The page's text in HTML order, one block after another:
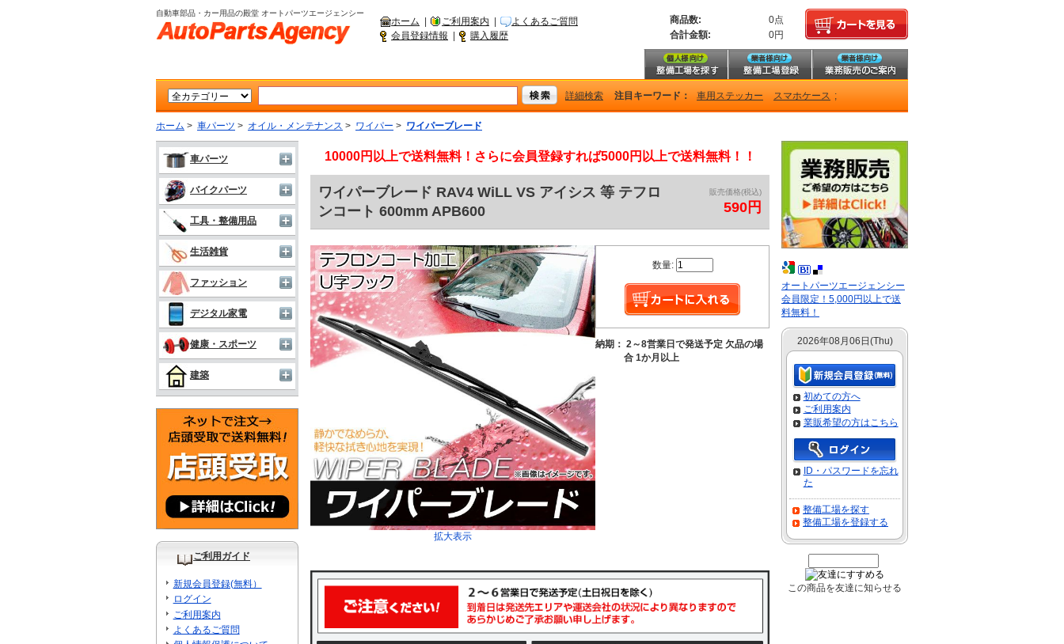
自動車部品・カー用品の殿堂 オートパーツエージェンシー
ホーム ご利用案内
よくあるご質問
会員登録情報
購入履歴
商品数:
0点
合計金額:
0円
詳細検索 注目キーワード： 車用ステッカー スマホケース ;
ホーム > 車パーツ > オイル・メンテナンス > ワイパー > ワイパーブレード
車パーツ
バイクパーツ
工具・整備用品
生活雑貨
ファッション
デジタル家電
健康・スポーツ
建築
ご利用ガイド
新規会員登録(無料）
ログイン
ご利用案内
よくあるご質問
10000円以上で送料無料！さらに会員登録すれば5000円以上で送料無料！！
ワイパーブレード RAV4 WiLL VS アイシス 等 テフロ
ンコート 600mm APB600
販売価格(税込)
590円
拡大表示
数量:
納期： 2～8営業日で発送予定 欠品の場
合 1か月以上
オートパーツエージェンシー
会員限定！5,000円以上で送
料無料！
2026年08月06日(Thu)
初めての方へ
ご利用案内
業販希望の方はこちら
ID・パスワードを忘れ
た
整備工場を探す
整備工場を登録する
この商品を友達に知らせる